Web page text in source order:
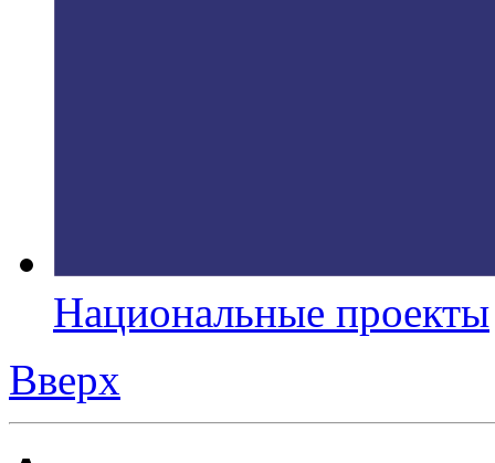
Национальные проекты
Вверх